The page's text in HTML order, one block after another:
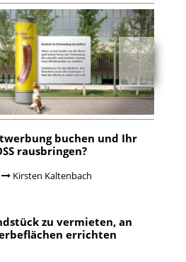
buchen und Ihr
rausbringen?
Kirsten Kaltenbach
zu vermieten, an
errichten